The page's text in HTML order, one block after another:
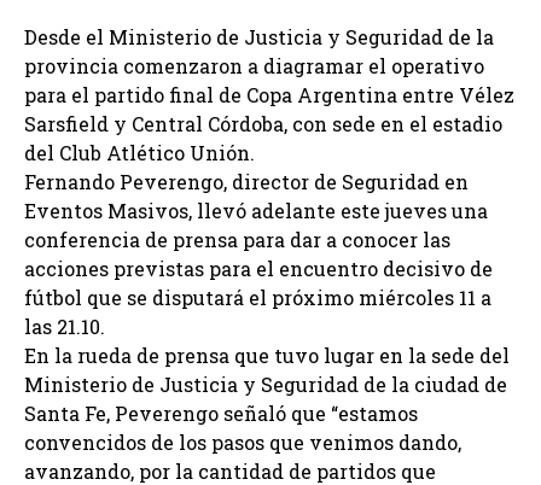
Desde el Ministerio de Justicia y Seguridad de la
provincia comenzaron a diagramar el operativo
para el partido final de Copa Argentina entre Vélez
Sarsfield y Central Córdoba, con sede en el estadio
del Club Atlético Unión.
Fernando Peverengo, director de Seguridad en
Eventos Masivos, llevó adelante este jueves una
conferencia de prensa para dar a conocer las
acciones previstas para el encuentro decisivo de
fútbol que se disputará el próximo miércoles 11 a
las 21.10.
En la rueda de prensa que tuvo lugar en la sede del
Ministerio de Justicia y Seguridad de la ciudad de
Santa Fe, Peverengo señaló que “estamos
convencidos de los pasos que venimos dando,
avanzando, por la cantidad de partidos que